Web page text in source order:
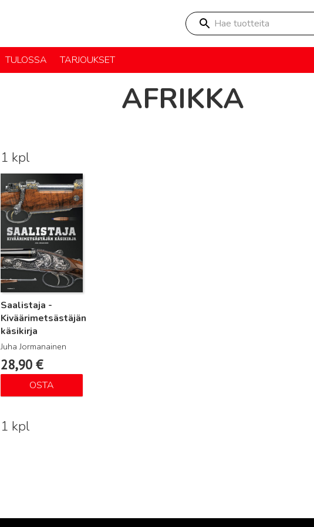
Hae tuotteita
TULOSSA TARJOUKSET
AFRIKKA
1 kpl
Saalistaja -
Kiväärimetsästäjän
käsikirja
Juha Jormanainen
28,90 €
OSTA
Lue lisää
1 kpl